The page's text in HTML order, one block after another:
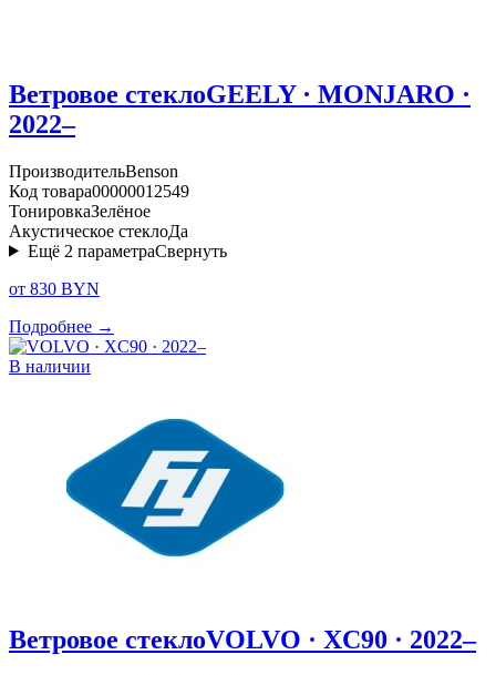
Ветровое стеклоGEELY · MONJARO ·
2022–
ПроизводительBenson
Код товара00000012549
ТонировкаЗелёное
Акустическое стеклоДа
Ещё 2 параметраСвернуть
от 830 BYN
Подробнее →
В наличии
Ветровое стеклоVOLVO · XC90 · 2022–